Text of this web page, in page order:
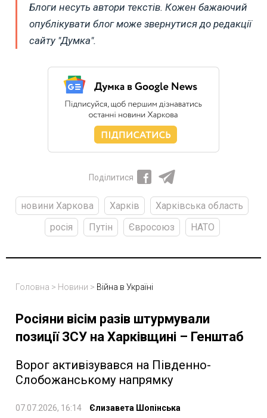
Блоги несуть автори текстів. Кожен бажаючий
опублікувати блог може звернутися до редакції
сайту "Думка".
Поділитися
новини Харкова Харків
Харківська область
росія
Путін Євросоюз НАТО
Головна > Новини > Війна в Україні
Росіяни вісім разів штурмували
позиції ЗСУ на Харківщині – Генштаб
Ворог активізувався на Південно-
Слобожанському напрямку
07.07.2026, 16:14 Єлизавета Шопінська